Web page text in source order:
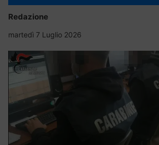
Redazione
martedì 7 Luglio 2026